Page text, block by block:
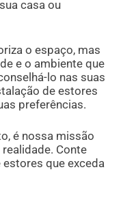
casa ou
o espaço, mas
e o ambiente que
lo nas suas
de estores
preferências.
é nossa missão
Conte
que exceda